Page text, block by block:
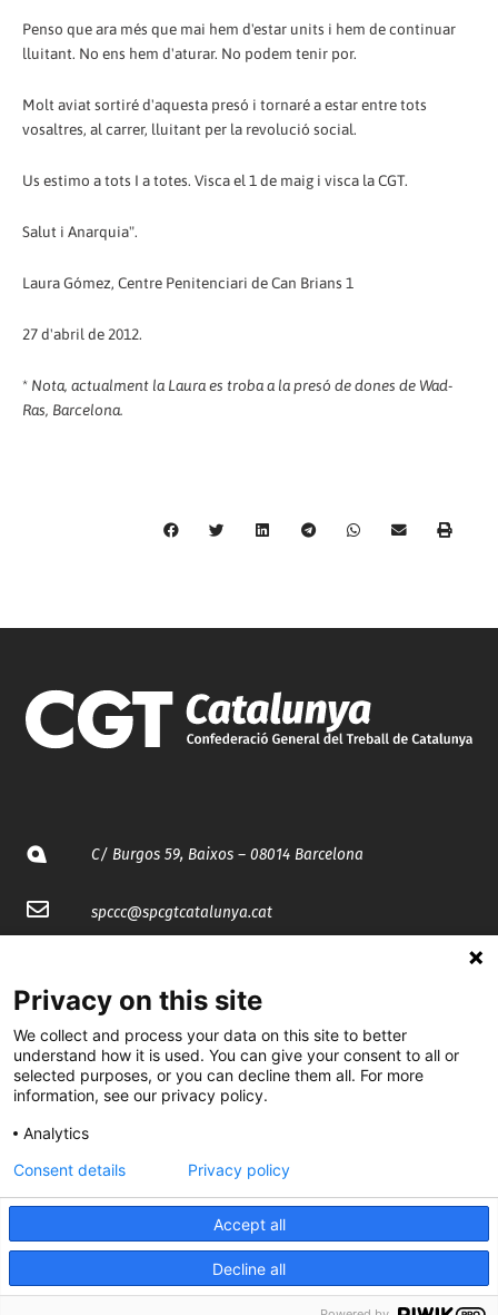
Penso que ara més que mai hem d'estar units i hem de continuar
lluitant. No ens hem d'aturar. No podem tenir por.
Molt aviat sortiré d'aquesta presó i tornaré a estar entre tots
vosaltres, al carrer, lluitant per la revolució social.
Us estimo a tots I a totes. Visca el 1 de maig i visca la CGT.
Salut i Anarquia".
Laura Gómez, Centre Penitenciari de Can Brians 1
27 d'abril de 2012.
* Nota, actualment la Laura es troba a la presó de dones de Wad-
Ras, Barcelona.
C/ Burgos 59, Baixos – 08014 Barcelona
spccc@spcgtcatalunya.cat
@CGTCatalunya
cgtcatalunya
cgtcatalunya
Desenvolupat per
Privacy on this site
We collect and process your data on this site to better
understand how it is used. You can give your consent to all or
selected purposes, or you can decline them all. For more
information, see our privacy policy.
Analytics
Accept all
Decline all
Consent details Privacy policy